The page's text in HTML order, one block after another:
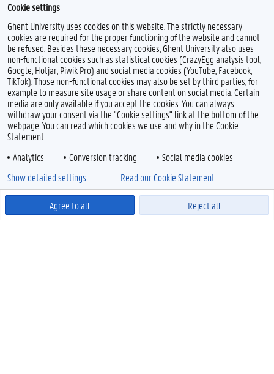
Cookie settings
Ghent University uses cookies on this website. The strictly necessary
cookies are required for the proper functioning of the website and cannot
be refused. Besides these necessary cookies, Ghent University also uses
non-functional cookies such as statistical cookies (CrazyEgg analysis tool,
Google, Hotjar, Piwik Pro) and social media cookies (YouTube, Facebook,
TikTok). Those non-functional cookies may also be set by third parties, for
example to measure site usage or share content on social media. Certain
media are only available if you accept the cookies. You can always
withdraw your consent via the "Cookie settings" link at the bottom of the
webpage. You can read which cookies we use and why in the Cookie
Statement.
Analytics
Conversion tracking Social media cookies
Agree to all Reject all
Show detailed settings Read our Cookie Statement.